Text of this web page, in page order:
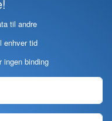
til andre
enhver tid
ingen binding